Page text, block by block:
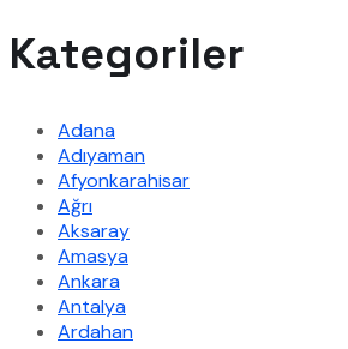
Kategoriler
Adana
Adıyaman
Afyonkarahisar
Ağrı
Aksaray
Amasya
Ankara
Antalya
Ardahan